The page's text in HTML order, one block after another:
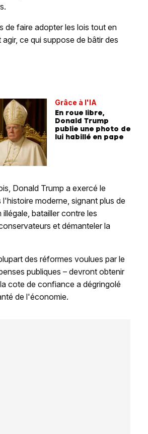
de faire adopter les lois tout en
ce qui suppose de bâtir des
Grâce à l'IA
En roue libre,
Donald Trump
publie une photo de
lui habillé en pape
Donald Trump a exercé le
moderne, signant plus de
batailler contre les
et démanteler la
des réformes voulues par le
publiques – devront obtenir
cote de confiance a dégringolé
de l'économie.